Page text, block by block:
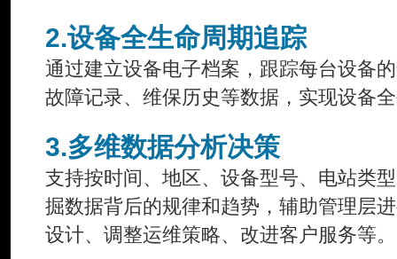
2.设备全生命周期追踪
通过建立设备电子档案，跟踪每台设备
故障记录、维保历史等数据，实现设备
3.多维数据分析决策
支持按时间、地区、设备型号、电站类
掘数据背后的规律和趋势，辅助管理层
设计、调整运维策略、改进客户服务等。